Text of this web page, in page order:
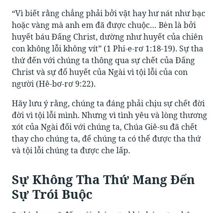
“Vì biết rằng chẳng phải bởi vật hay hư nát như bạc
hoặc vàng mà anh em đã được chuộc… Bèn là bởi
huyết báu Đấng Christ, dường như huyết của chiên
con không lỗi không vít” (1 Phi-e-rơ 1:18-19). Sự tha
thứ đến với chúng ta thông qua sự chết của Đấng
Christ và sự đổ huyết của Ngài vì tội lỗi của con
người (Hê-bơ-rơ 9:22).
Hãy lưu ý rằng, chúng ta đáng phải chịu sự chết đời
đời vì tội lỗi mình. Nhưng vì tình yêu và lòng thương
xót của Ngài đối với chúng ta, Chúa Giê-su đã chết
thay cho chúng ta, để chúng ta có thể được tha thứ
và tội lỗi chúng ta được che lấp.
Sự Không Tha Thứ Mang Đến
Sự Trói Buộc